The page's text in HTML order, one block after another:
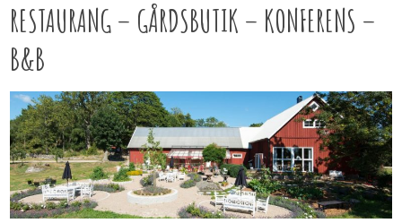
RESTAURANG – GÅRDSBUTIK – KONFERENS –
B&B